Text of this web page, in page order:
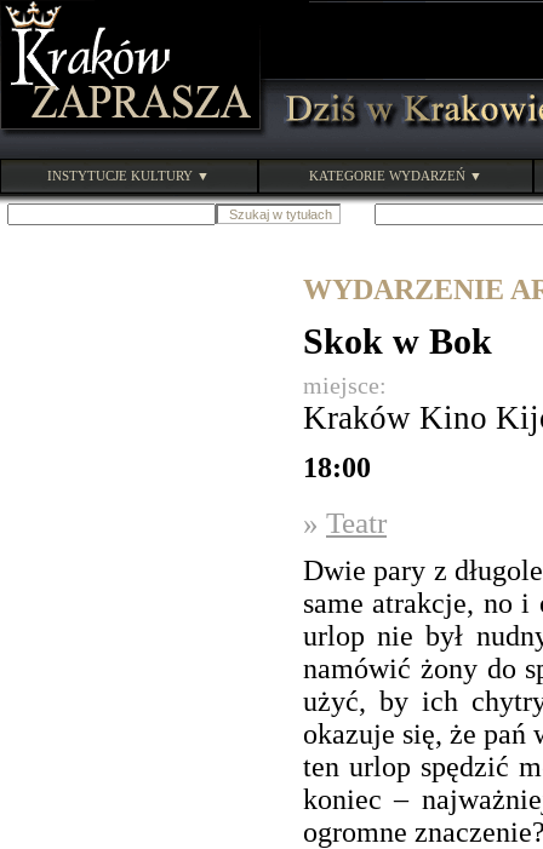
INSTYTUCJE KULTURY ▼ KATEGORIE WYDARZEŃ ▼
WYDARZENIE
Skok w Bok
miejsce:
Kraków Kino
18:00
» Teatr
Dwie pary z
same atrakcje, no
urlop nie był
namówić żony do
użyć, by ich
okazuje się, że pań
ten urlop spędzić
koniec –
ogromne